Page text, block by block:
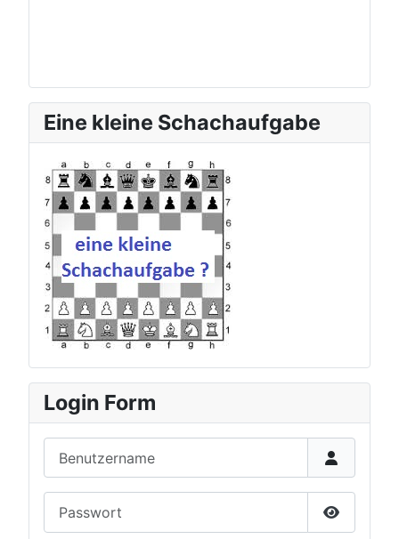
Eine kleine Schachaufgabe
Login Form
Passwort